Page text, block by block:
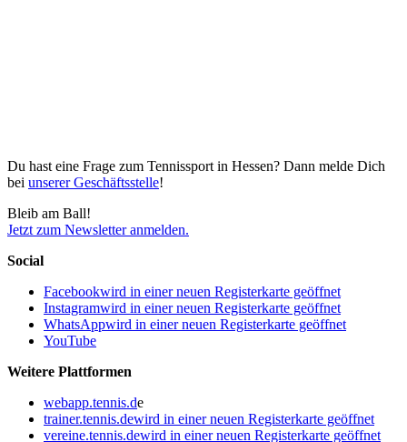
Du hast eine Frage zum Tennissport in Hessen? Dann melde Dich
bei unserer Geschäftsstelle!
Bleib am Ball!
Jetzt zum Newsletter anmelden.
Social
Facebookwird in einer neuen Registerkarte geöffnet
Instagramwird in einer neuen Registerkarte geöffnet
WhatsAppwird in einer neuen Registerkarte geöffnet
YouTube
Weitere Plattformen
webapp.tennis.de
trainer.tennis.dewird in einer neuen Registerkarte geöffnet
vereine.tennis.dewird in einer neuen Registerkarte geöffnet